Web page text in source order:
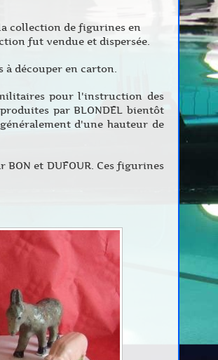
collection de figurines en
fut vendue et dispersée.
découper en carton.
pour l'instruction des
par BLONDEL bientôt
généralement d'une hauteur de
et DUFOUR. Ces figurines